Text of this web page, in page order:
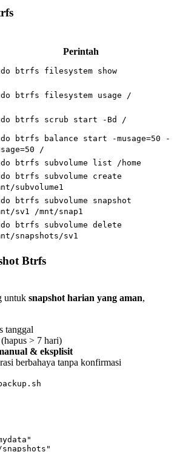
Perintah
btrfs filesystem show
btrfs filesystem usage /
btrfs scrub start -Bd /
btrfs balance start -musage=50 -
/
btrfs subvolume list /home
btrfs subvolume create
subvolume1
btrfs subvolume snapshot
sv1 /mnt/snap1
btrfs subvolume delete
snapshots/sv1
Btrfs
untuk snapshot harian yang aman,
tanggal
> 7 hari)
& eksplisit
berbahaya tanpa konfirmasi